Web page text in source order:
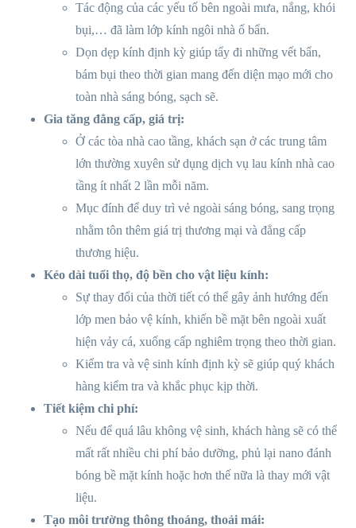
Tác động của các yếu tố bên ngoài mưa, nắng, khói
bụi,… đã làm lớp kính ngôi nhà ố bẩn.
Dọn dẹp kính định kỳ giúp tẩy đi những vết bẩn,
bám bụi theo thời gian mang đến diện mạo mới cho
toàn nhà sáng bóng, sạch sẽ.
Gia tăng đẳng cấp, giá trị:
Ở các tòa nhà cao tầng, khách sạn ở các trung tâm
lớn thường xuyên sử dụng dịch vụ lau kính nhà cao
tầng ít nhất 2 lần mỗi năm.
Mục đính để duy trì vẻ ngoài sáng bóng, sang trọng
nhằm tôn thêm giá trị thương mại và đẳng cấp
thương hiệu.
Kéo dài tuổi thọ, độ bền cho vật liệu kính:
Sự thay đổi của thời tiết có thể gây ảnh hướng đến
lớp men bảo vệ kính, khiến bề mặt bên ngoài xuất
hiện vảy cá, xuống cấp nghiêm trọng theo thời gian.
Kiểm tra và vệ sinh kính định kỳ sẽ giúp quý khách
hàng kiểm tra và khắc phục kịp thời.
Tiết kiệm chi phí:
Nếu để quá lâu không vệ sinh, khách hàng sẽ có thể
mất rất nhiều chi phí bảo dưỡng, phủ lại nano đánh
bóng bề mặt kính hoặc hơn thế nữa là thay mới vật
liệu.
Tạo môi trường thông thoáng, thoải mái: